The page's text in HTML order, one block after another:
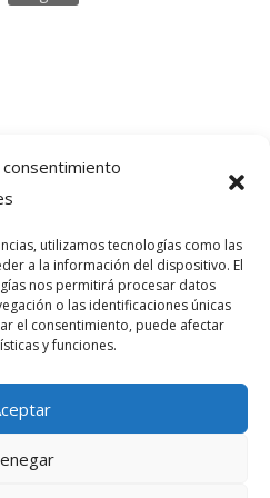
utilizamos tecnologías como las
a la información del dispositivo. El
nos permitirá procesar datos
o las identificaciones únicas
el consentimiento, puede afectar
y funciones.
los derechos
Murcia Económica.
(UE)